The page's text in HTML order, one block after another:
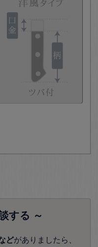
する ～
どがありましたら、